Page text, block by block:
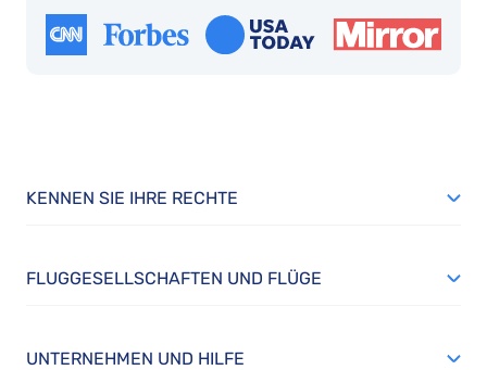
KENNEN SIE IHRE RECHTE
FLUGGESELLSCHAFTEN UND FLÜGE
UNTERNEHMEN UND HILFE